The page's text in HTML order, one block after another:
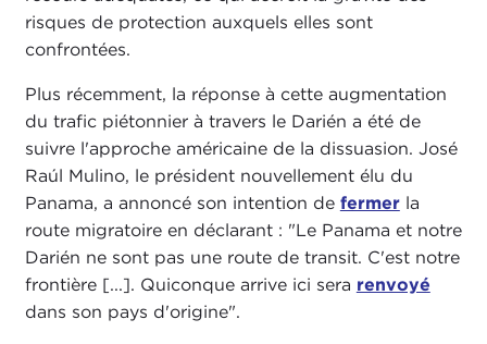
risques de protection auxquels elles sont
confrontées.
Plus récemment, la réponse à cette augmentation
du trafic piétonnier à travers le Darién a été de
suivre l'approche américaine de la dissuasion. José
Raúl Mulino, le président nouvellement élu du
Panama, a annoncé son intention de fermerla
route migratoire en déclarant : "Le Panama et notre
Darién ne sont pas une route de transit. C'est notre
frontière [...]. Quiconque arrive ici sera renvoyé
dans son pays d'origine".